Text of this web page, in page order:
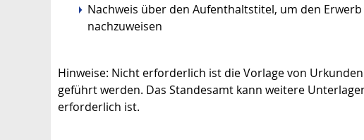
Nachweis über den Aufenthaltstitel, um den
nachzuweisen
Hinweise: Nicht erforderlich ist die Vorlage von
geführt werden. Das Standesamt kann weitere
erforderlich ist.